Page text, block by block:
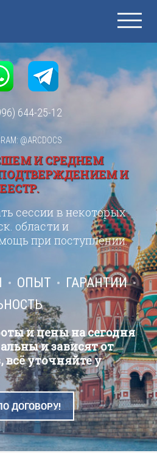
644-25-12
@ARCDOCS
И СРЕДНЕМ
И
сессии в некоторых
области и
при поступлении.
ОПЫТ
ГАРАНТИИ
и цены на сегодня
и зависят от
уточняйте у
ДОГОВОРУ!